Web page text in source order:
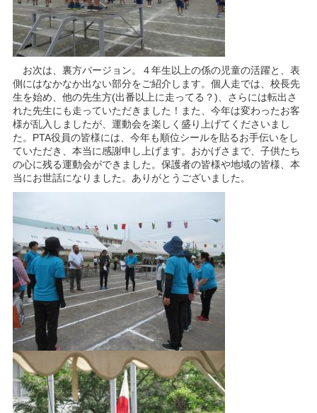
お次は、裏方バージョン。４年生以上の係の児童の活躍と、表
側にはなかなか出ない部分をご紹介します。個人走では、校長先
生を始め、他の先生方(出番以上に走ってる？)、さらには転出さ
れた先生にも走っていただきました！また、今年は変わったお客
様が乱入しましたが、運動会を楽しく盛り上げてくださいまし
た。PTA役員の皆様には、今年も順位シールを貼るお手伝いをし
ていただき、本当に感謝申し上げます。おかげさまで、子供たち
の心に残る運動会ができました。保護者の皆様や地域の皆様、本
当にお世話になりました。ありがとうございました。